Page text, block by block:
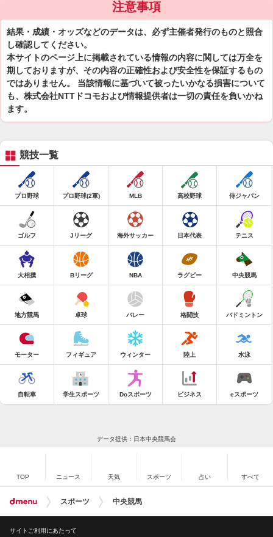
注意事項
結果・成績・オッズなどのデータは、必ず主催者発行のものと照合
し確認してください。
本サイトのページ上に掲載されている情報の内容に関しては万全を
期しておりますが、その内容の正確性および安全性を保証するもの
ではありません。 当該情報に基づいて被ったいかなる損害について
も、株式会社NTTドコモおよび情報提供者は一切の責任を負いかね
ます。
競技一覧
プロ野球 プロ野球(2軍) MLB 高校野球 侍ジャパン
ゴルフ Jリーグ 海外サッカー 日本代表 テニス
大相撲 Bリーグ NBA ラグビー 中央競馬
地方競馬 卓球 バレー 格闘技 バドミントン
モーター フィギュア ウィンター 陸上 水泳
自転車 学生スポーツ Doスポーツ ビジネス eスポーツ
データ提供：日本中央競馬会
TOP ニュース 天気 スポーツ 占い すべて
スポーツ 中央競馬
サイトご利用にあたって